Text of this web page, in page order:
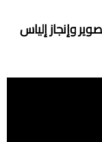
وإنجاز إلياس